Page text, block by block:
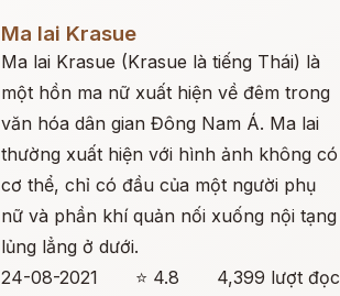
Ma lai Krasue
Ma lai Krasue (Krasue là tiếng Thái) là
một hồn ma nữ xuất hiện về đêm trong
văn hóa dân gian Đông Nam Á. Ma lai
thường xuất hiện với hình ảnh không có
cơ thể, chỉ có đầu của một người phụ
nữ và phần khí quản nối xuống nội tạng
lủng lẳng ở dưới.
24-08-2021
⭐ 4.8
4,399 lượt đọc